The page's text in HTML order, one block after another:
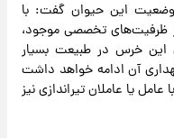
وضعیت این حیوان گفت: با
ظرفیت‌های تخصصی موجود،
این خرس در طبیعت بسیار
آن ادامه خواهد داشت
یا عاملان تیراندازی نیز